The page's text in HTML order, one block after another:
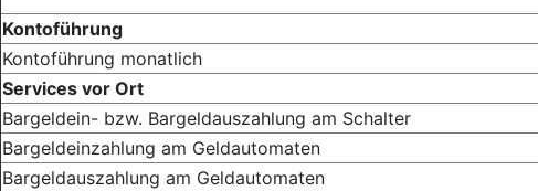
Kontoführung
Kontoführung monatlich
Services vor Ort
Bargeldein- bzw. Bargeldauszahlung am Schalter
Bargeldeinzahlung am Geldautomaten
Bargeldauszahlung am Geldautomaten